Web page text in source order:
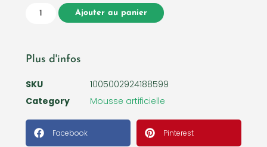
Ajouter au panier
Plus d'infos
SKU
1005002924188599
Category
Mousse artificielle
Facebook Pinterest